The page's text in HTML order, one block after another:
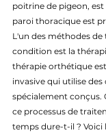
poitrine de pigeon,
paroi thoracique est
L'un des méthodes
condition est la
thérapie orthétique
invasive qui utilise
spécialement
ce processus de
temps dure-t-il ? Voici